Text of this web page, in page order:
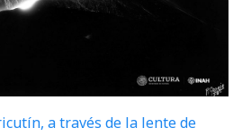
a través de la lente de